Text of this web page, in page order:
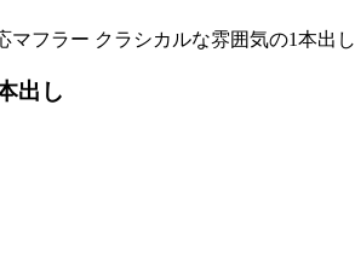
フラー クラシカルな雰囲気の1本出し
出し